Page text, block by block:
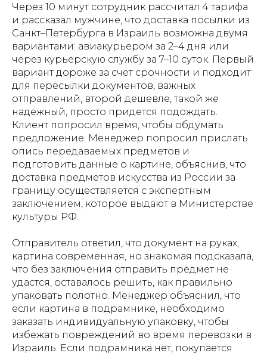
Через 10 минут сотрудник рассчитал 4 тарифа
и рассказал мужчине, что доставка посылки из
Санкт–Петербурга в Израиль возможна двумя
вариантами: авиакурьером за 2–4 дня или
через курьерскую службу за 7–10 суток. Первый
вариант дороже за счет срочности и подходит
для пересылки документов, важных
отправлений, второй дешевле, такой же
надежный, просто придется подождать.
Клиент попросил время, чтобы обдумать
предложение. Менеджер попросил прислать
опись передаваемых предметов и
подготовить данные о картине, объяснив, что
доставка предметов искусства из России за
границу осуществляется с экспертным
заключением, которое выдают в Министерстве
культуры РФ.
Отправитель ответил, что документ на руках,
картина современная, но знакомая подсказала,
что без заключения отправить предмет не
удастся, оставалось решить, как правильно
упаковать полотно. Менеджер объяснил, что
если картина в подрамнике, необходимо
заказать индивидуальную упаковку, чтобы
избежать повреждений во время перевозки в
Израиль. Если подрамника нет, покупается